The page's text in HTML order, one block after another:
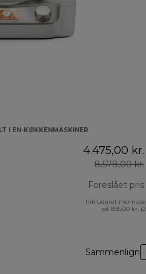
I EN-KØKKENMASKINER
4.475,00 kr.
8.578,00 kr.
Foreslået pris
Inkluderet
på 895,00 kr.
Sammenlign